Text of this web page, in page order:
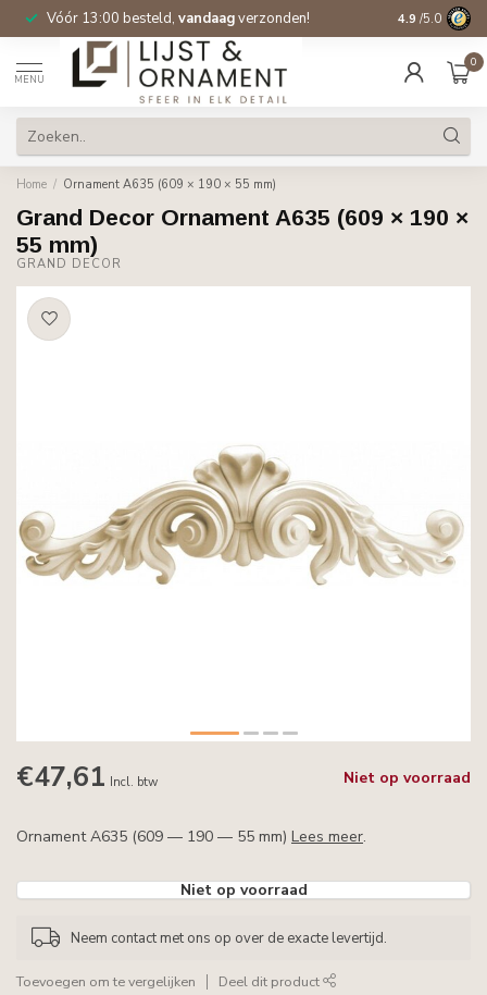
Vóór 13:00 besteld, vandaagverzonden! Gratis
4.9 /5.0
MENU
0
Home / Ornament A635 (609 × 190 × 55 mm)
Grand Decor Ornament A635 (609 × 190 ×
55 mm)
GRAND DECOR
€47,61 Incl. btw Niet op voorraad
Ornament A635 (609 — 190 — 55 mm) Lees meer.
Niet op voorraad
Neem contact met ons op over de exacte levertijd.
Toevoegen om te vergelijken Deel dit product